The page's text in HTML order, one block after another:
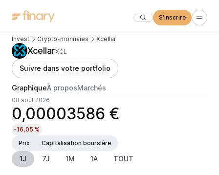
S'inscrire
Invest Crypto-monnaies Xcellar
XcellarXCL
Suivre dans votre portfolio
GraphiqueÀ proposMarchés
08 août 2026
0,00003586 €
-16,05 %
Prix
Capitalisation boursière
1J 7J 1M 1A TOUT